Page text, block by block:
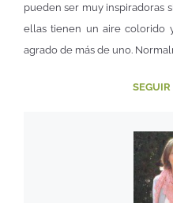
pueden ser muy inspiradoras
ellas tienen un aire colorido
agrado de más de uno.